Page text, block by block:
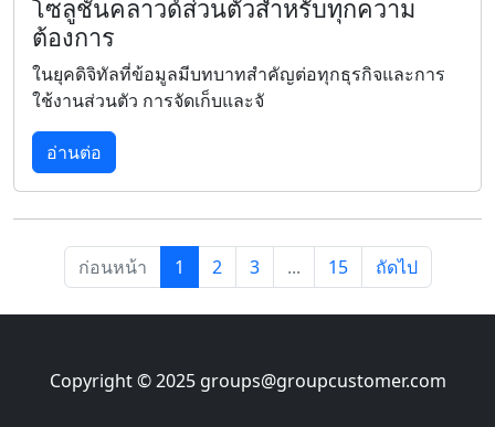
โซลูชันคลาวด์ส่วนตัวสำหรับทุกความ
ต้องการ
ในยุคดิจิทัลที่ข้อมูลมีบทบาทสำคัญต่อทุกธุรกิจและการ
ใช้งานส่วนตัว การจัดเก็บและจั
อ่านต่อ
ก่อนหน้า 1 2 3 ... 15 ถัดไป
Copyright © 2025 groups@groupcustomer.com